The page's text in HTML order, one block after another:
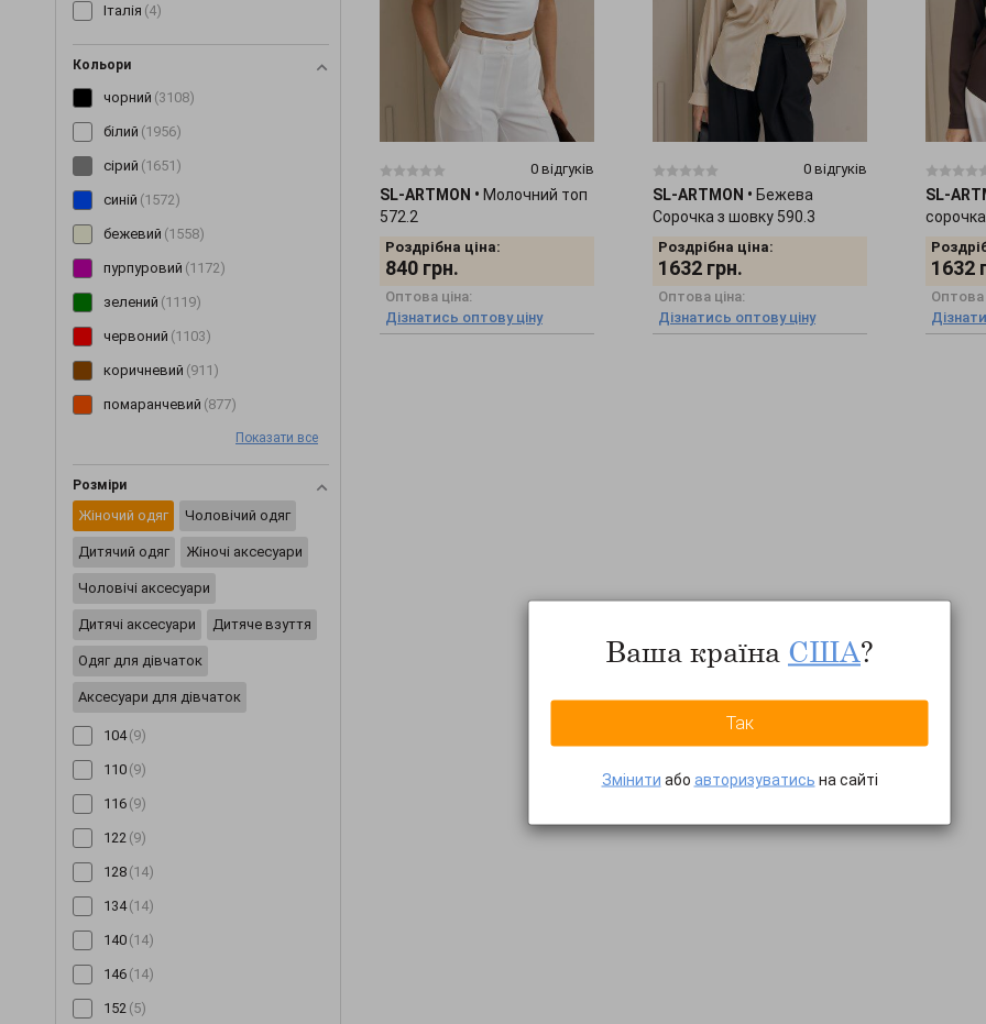
Мітенки
Накидки(15)
Нижня білизна
Нічні сорочки
Окуляри (9)
Пальто (198)
Парки(19)
Плащи(6)
Пледи(29)
Ползунки (46)
Постільна білизна(2)
(20)
Піджаки(233)
Піжами(62)
Светри
Світшоти (171)
Сережки
Снуди
Сорочки
Спідниці
Сукні (3353)
Сумки(14)
Толстовки
Топи (254)
Туніки
Італія (4)
Кольори
чорний (3108)
білий (1956)
сірий (1651)
синій (1572)
бежевий (1558)
пурпуровий (1172)
зелений (1119)
червоний (1103)
коричневий (911)
помаранчевий (877)
(600)
Показати все
Розміри
Жіночий одяг Чоловічий одяг
Дитячий одяг Жіночі аксесуари
Чоловічі аксесуари
Дитячі аксесуари Дитяче взуття
Одяг для дівчаток
Аксесуари для дівчаток
104 (9)
110 (9)
116 (9)
122 (9)
128 (14)
134 (14)
140 (14)
146 (14)
152 (5)
0 відгуків
SL-ARTMON • Молочний топ
572.2
Роздрібна ціна:
840 грн.
Оптова ціна:
Дізнатись оптову ціну
0 відгуків
SL-ARTMON • Бежева
Сорочка з шовку 590.3
Роздрібна ціна:
1632 грн.
Оптова ціна:
Дізнатись оптову ціну
SL-
1632
Оптова
Ваша країна США?
Так
Змінити або авторизуватись на сайті